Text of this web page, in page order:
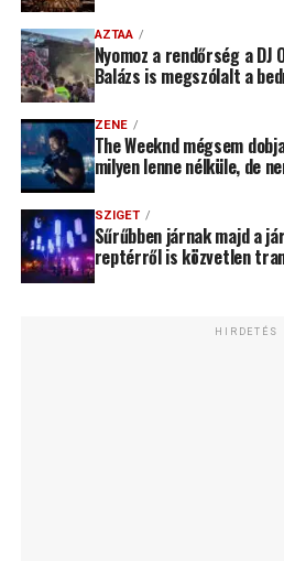
AZTAA
Nyomoz a rendőrség a
Balázs is megszólalt a
ZENE
The Weeknd mégsem
milyen lenne nélküle, de
SZIGET
Sűrűbben járnak majd a
reptérről is közvetlen
HIRDETÉS